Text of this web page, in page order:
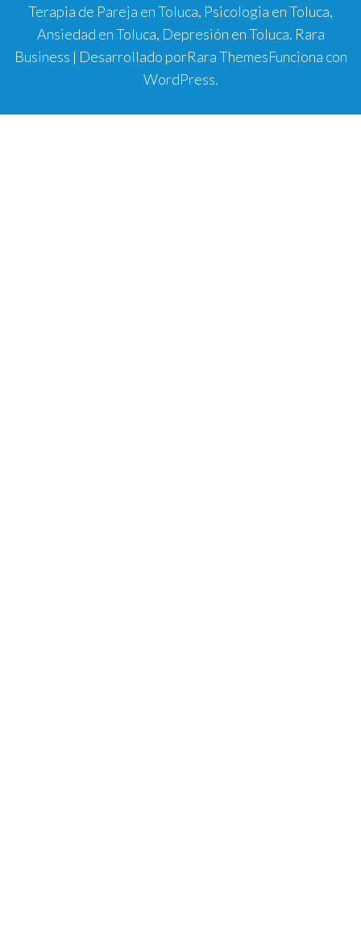
Terapia de Pareja en Toluca, Psicologia en Toluca,
Ansiedad en Toluca, Depresión en Toluca. Rara
Business | Desarrollado porRara ThemesFunciona con
WordPress.